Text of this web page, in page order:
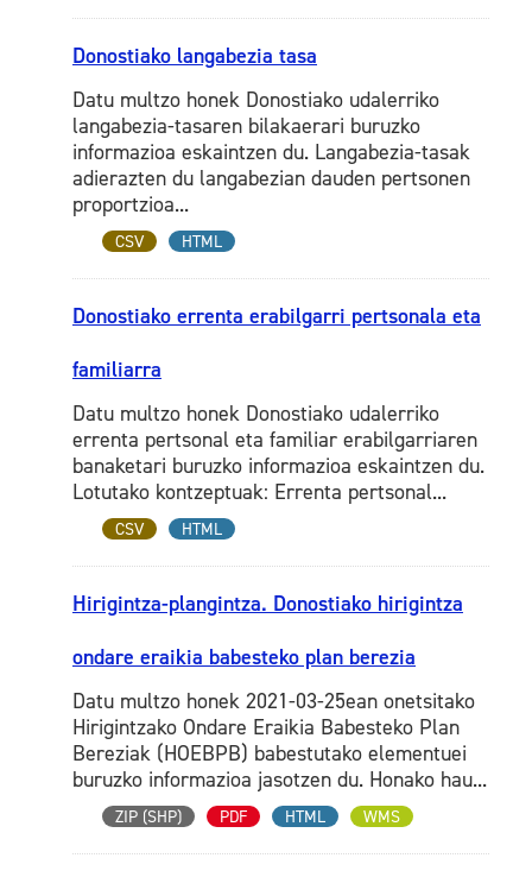
Donostiako langabezia tasa
Datu multzo honek Donostiako udalerriko
langabezia-tasaren bilakaerari buruzko
informazioa eskaintzen du. Langabezia-tasak
adierazten du langabezian dauden pertsonen
proportzioa...
CSV HTML
Donostiako errenta erabilgarri pertsonala eta
familiarra
Datu multzo honek Donostiako udalerriko
errenta pertsonal eta familiar erabilgarriaren
banaketari buruzko informazioa eskaintzen du.
Lotutako kontzeptuak: Errenta pertsonal...
CSV HTML
Hirigintza-plangintza. Donostiako hirigintza
ondare eraikia babesteko plan berezia
Datu multzo honek 2021-03-25ean onetsitako
Hirigintzako Ondare Eraikia Babesteko Plan
Bereziak (HOEBPB) babestutako elementuei
buruzko informazioa jasotzen du. Honako hau...
ZIP (SHP) PDF HTML WMS